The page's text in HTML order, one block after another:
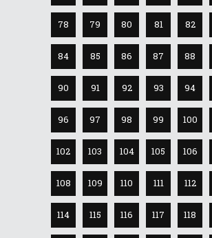
78 79 80 81 82
84 85 86 87 88
90 91 92 93 94
96 97 98 99 100
102 103 104 105 106
108 109 110 111 112
114 115 116 117 118